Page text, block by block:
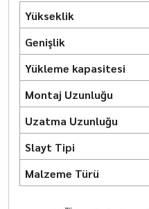
Yükseklik
Genişlik
Yükleme kapasitesi
Montaj Uzunluğu
Uzatma Uzunluğu
Slayt Tipi
Malzeme Türü